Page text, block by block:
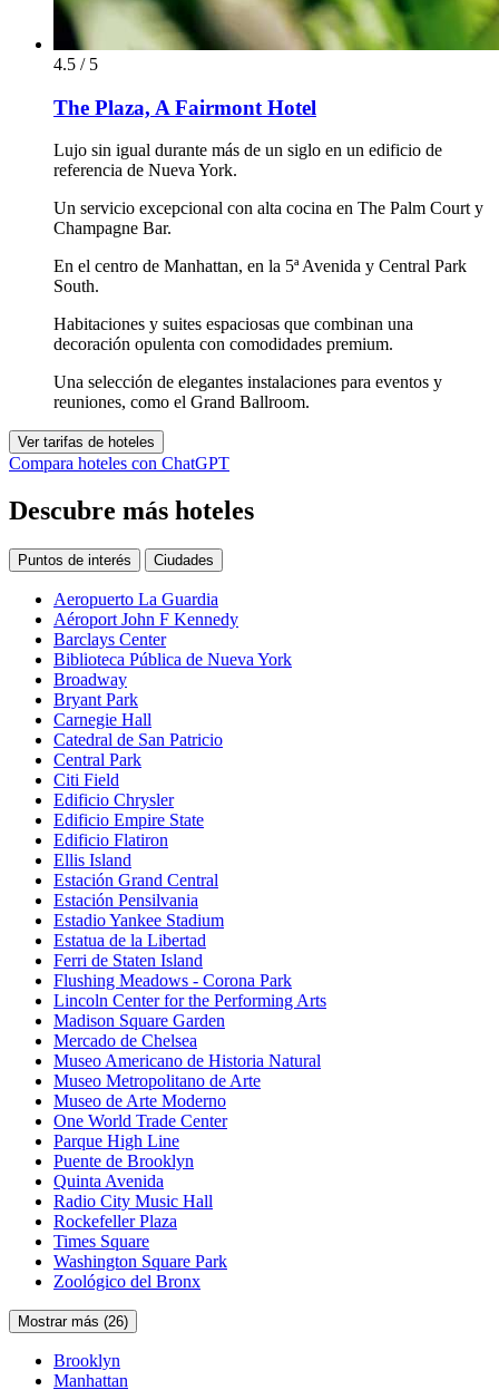
4.5 / 5
The Plaza, A Fairmont Hotel
Lujo sin igual durante más de un siglo en un edificio de
referencia de Nueva York.
Un servicio excepcional con alta cocina en The Palm Court y
Champagne Bar.
En el centro de Manhattan, en la 5ª Avenida y Central Park
South.
Habitaciones y suites espaciosas que combinan una
decoración opulenta con comodidades premium.
Una selección de elegantes instalaciones para eventos y
reuniones, como el Grand Ballroom.
Ver tarifas de hoteles
Compara hoteles con ChatGPT
Descubre más hoteles
Puntos de interés Ciudades
Aeropuerto La Guardia
Aéroport John F Kennedy
Barclays Center
Biblioteca Pública de Nueva York
Broadway
Bryant Park
Carnegie Hall
Catedral de San Patricio
Central Park
Citi Field
Edificio Chrysler
Edificio Empire State
Edificio Flatiron
Ellis Island
Estación Grand Central
Estación Pensilvania
Estadio Yankee Stadium
Estatua de la Libertad
Ferri de Staten Island
Flushing Meadows - Corona Park
Lincoln Center for the Performing Arts
Madison Square Garden
Mercado de Chelsea
Museo Americano de Historia Natural
Museo Metropolitano de Arte
Museo de Arte Moderno
One World Trade Center
Parque High Line
Puente de Brooklyn
Quinta Avenida
Radio City Music Hall
Rockefeller Plaza
Times Square
Washington Square Park
Zoológico del Bronx
Mostrar más (26)
Brooklyn
Manhattan